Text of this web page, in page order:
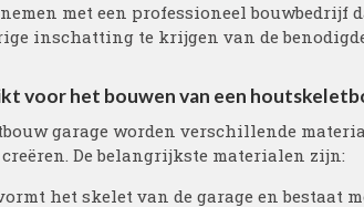
met een professioneel bouwbedrijf
inschatting te krijgen van de
voor het bouwen van een
garage worden verschillende
De belangrijkste materialen zijn:
het skelet van de garage en bestaat